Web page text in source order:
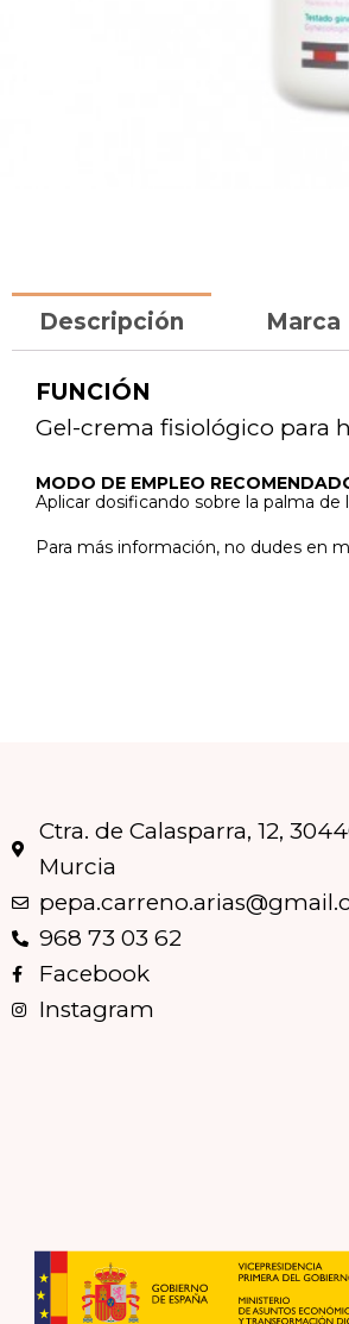
Descripción Marca
FUNCIÓN
Gel-crema fisiológico para
MODO DE EMPLEO
Aplicar dosificando sobre la palma
Para más información, no dudes en
Ctra. de Calasparra, 12,
Murcia
968 73 03 62
Facebook
Instagram